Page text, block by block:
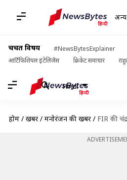
अन्य
चर्चित विषय #NewsBytesExplainer
आर्टिफिशियल इंटेलिजेंस
क्रिकेट समाचार
Hindi
होम / खबरें / मनोरंजन की खबरें / FIR की चंद्रमुखी